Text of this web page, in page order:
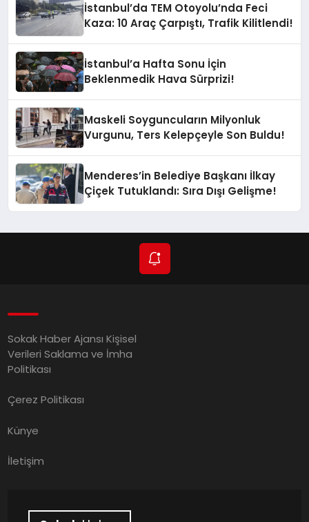
İstanbul’da TEM Otoyolu’nda Feci
Kaza: 10 Araç Çarpıştı, Trafik Kilitlendi!
İstanbul’a Hafta Sonu İçin
Beklenmedik Hava Sürprizi!
Maskeli Soyguncuların Milyonluk
Vurgunu, Ters Kelepçeyle Son Buldu!
Menderes’in Belediye Başkanı İlkay
Çiçek Tutuklandı: Sıra Dışı Gelişme!
Sokak Haber Ajansı Kişisel
Verileri Saklama ve İmha
Politikası
Çerez Politikası
Künye
İletişim